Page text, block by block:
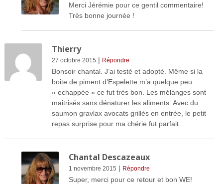
Merci Jérémie pour ce gentil commentaire!
Très bonne journée !
Thierry
27 octobre 2015 | Répondre
Bonsoir chantal. J’ai testé et adopté. Même si la
boite de piment d’Espelette m’a quelque peu
« echappée » ce fut très bon. Les mélanges sont
maitrisés sans dénaturer les aliments. Avec du
saumon gravlax avocats grillés en entrée, le petit
repas surprise pour ma chérie fut parfait.
Chantal Descazeaux
1 novembre 2015 | Répondre
Super, merci pour ce retour et bon WE!